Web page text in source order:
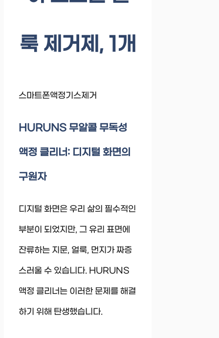
룩 제거제, 1개
스마트폰액정기스제거
HURUNS 무알콜 무독성
액정 클리너: 디지털 화면의
구원자
디지털 화면은 우리 삶의 필수적인
부분이 되었지만, 그 유리 표면에
잔류하는 지문, 얼룩, 먼지가 짜증
스러울 수 있습니다. HURUNS
액정 클리너는 이러한 문제를 해결
하기 위해 탄생했습니다.